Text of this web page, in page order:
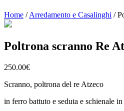
Home /Arredamento e Casalinghi /
Poltrona scranno Re
250.00€
Scranno, poltrona del re Atzeco
in ferro battuto e seduta e schienale